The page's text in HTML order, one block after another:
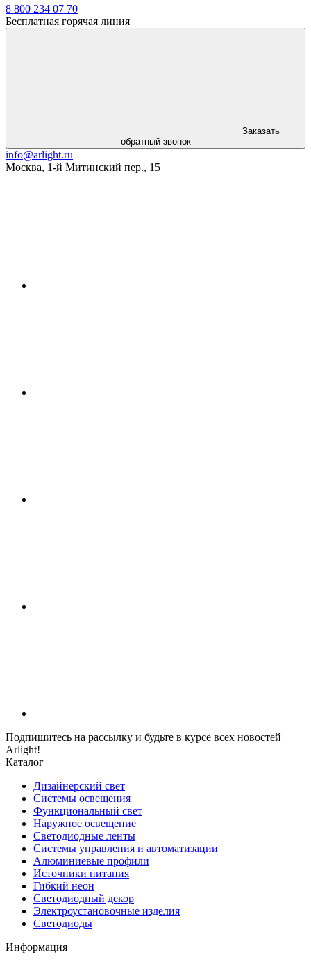
8 800 234 07 70
Бесплатная горячая линия
Заказать
обратный звонок
info@arlight.ru
Москва, 1-й Митинский пер., 15
Подпишитесь на рассылку и будьте в курсе всех новостей
Arlight!
Каталог
Дизайнерский свет
Системы освещения
Функциональный свет
Наружное освещение
Светодиодные ленты
Системы управления и автоматизации
Алюминиевые профили
Источники питания
Гибкий неон
Светодиодный декор
Электроустановочные изделия
Светодиоды
Информация